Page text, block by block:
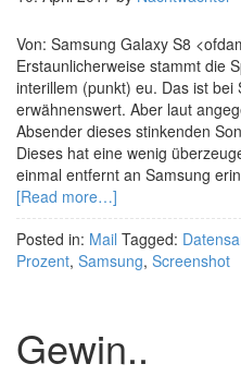
Von: Samsung Galaxy S8
Erstaunlicherweise stammt die
interillem (punkt) eu. Das ist
erwähnenswert. Aber laut
Absender dieses stinkenden
Dieses hat eine wenig
einmal entfernt an Samsung
[Read more…]
Posted in: Mail Tagged:
Prozent, Samsung, Screenshot
Gewin..